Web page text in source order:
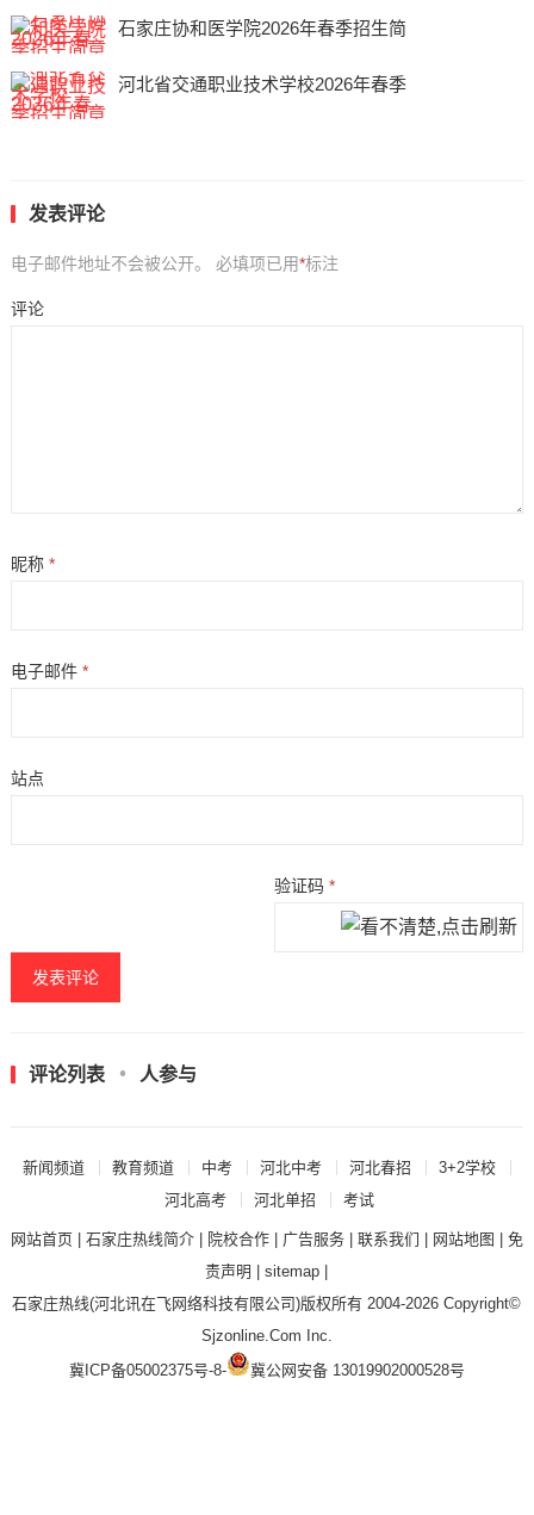
石家庄协和医学院2026年春季招生简
河北省交通职业技术学校2026年春季
发表评论
电子邮件地址不会被公开。 必填项已用*标注
评论
昵称 *
电子邮件 *
站点
验证码*
评论列表 人参与
新闻频道 教育频道 中考 河北中考 河北春招
3+2学校
河北高考
河北单招 考试
网站首页| 石家庄热线简介| 院校合作| 广告服务| 联系我们 网站地图
免
责声明
|sitemap
石家庄热线(河北讯在飞网络科技有限公司)版权所有 2004-2026 Copyright©
Sjzonline.Com Inc.
冀ICP备05002375号-8- 冀公网安备 13019902000528号